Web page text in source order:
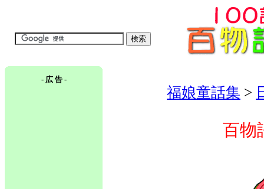
- 広 告 -
福娘童話集 >
百